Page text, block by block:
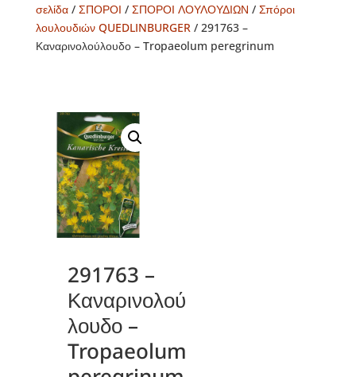
σελίδα/ ΣΠΟΡΟΙ / ΣΠΟΡΟΙ ΛΟΥΛΟΥΔΙΩΝ / Σπόροι
λουλουδιών QUEDLINBURGER/ 291763 –
Καναρινολούλουδο – Tropaeolum peregrinum
291763 –
Καναρινολού
λουδο –
Tropaeolum